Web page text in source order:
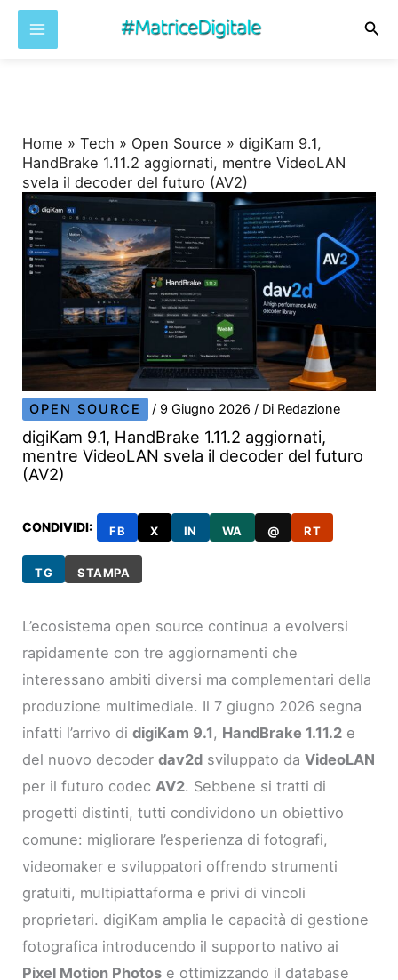
Home »Tech » Open Source »digiKam 9.1,
HandBrake 1.11.2 aggiornati, mentre VideoLAN
svela il decoder del futuro (AV2)
OPEN SOURCE / 9 Giugno 2026/ Di Redazione
digiKam 9.1, HandBrake 1.11.2 aggiornati,
mentre VideoLAN svela il decoder del futuro
(AV2)
CONDIVIDI: FB X IN WA @ RT
TG STAMPA
L’ecosistema open source continua a evolversi
rapidamente con tre aggiornamenti che
interessano ambiti diversi ma complementari della
produzione multimediale. Il 7 giugno 2026 segna
infatti l’arrivo didigiKam 9.1 , HandBrake 1.11.2 e
del nuovo decoderdav2d sviluppato daVideoLAN
per il futuro codec AV2. Sebbene si tratti di
progetti distinti, tutti condividono un obiettivo
comune: migliorare l’esperienza di fotografi,
videomaker e sviluppatori offrendo strumenti
gratuiti, multipiattaforma e privi di vincoli
proprietari. digiKam amplia le capacità di gestione
fotografica introducendo il supporto nativo ai
Pixel Motion Photos e ottimizzando il database